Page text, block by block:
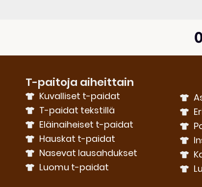
T-paitoja aiheittain
Kuvalliset t-paidat
T-paidat tekstillä
Eläinaiheiset t-paidat
Hauskat t-paidat
Nasevat lausahdukset
Luomu t-paidat